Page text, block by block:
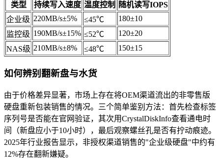
类型 持续写入速度 温度控制
随机读写IOPS
企业级 220MB/s±5% ≤45℃
180±10
监控级 190MB/s±15% ≤52℃
120±20
NAS级 210MB/s±8% ≤48℃ 150±15
如何辨别翻新盘与水货
由于价格差异显著，市场上存在将OEM渠道流出的非零售版
硬盘重新包装销售的情况。三个简单鉴别方法：首先检查标签
序列号是否能在官网验证，其次用CrystalDiskInfo查看通电时
间（新盘应小于10小时），最后观察螺丝孔是否有拧动痕迹。
2025年行业报告显示，非授权渠道销售的"企业级硬盘"中约有
12%存在翻新嫌疑。